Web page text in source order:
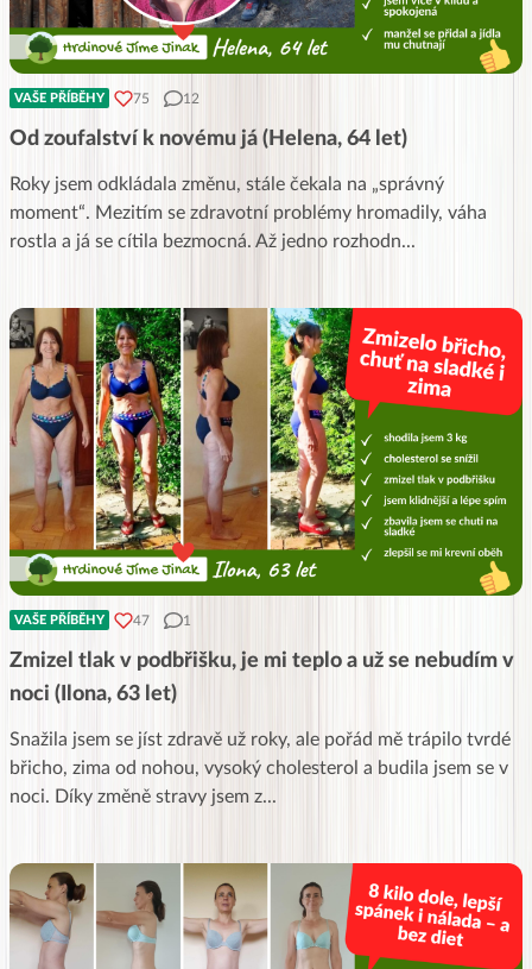
VAŠE PŘÍBĚHY 75 12
Od zoufalství k novému já (Helena, 64 let)
Roky jsem odkládala změnu, stále čekala na „správný
moment“. Mezitím se zdravotní problémy hromadily, váha
rostla a já se cítila bezmocná. Až jedno rozhodn...
VAŠE PŘÍBĚHY 47 1
Zmizel tlak v podbřišku, je mi teplo a už se nebudím v
noci (Ilona, 63 let)
Snažila jsem se jíst zdravě už roky, ale pořád mě trápilo tvrdé
břicho, zima od nohou, vysoký cholesterol a budila jsem se v
noci. Díky změně stravy jsem z...